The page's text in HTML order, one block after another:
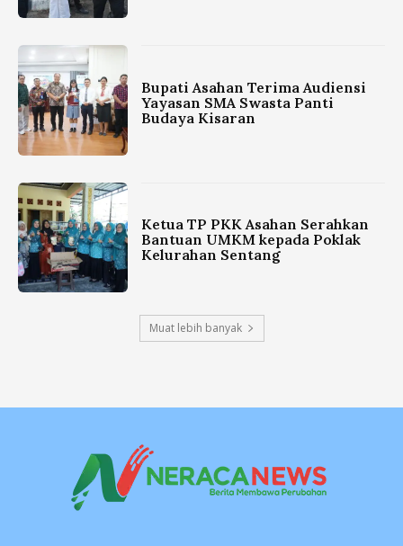
Bupati Asahan Terima Audiensi
Yayasan SMA Swasta Panti
Budaya Kisaran
Ketua TP PKK Asahan Serahkan
Bantuan UMKM kepada Poklak
Kelurahan Sentang
Muat lebih banyak